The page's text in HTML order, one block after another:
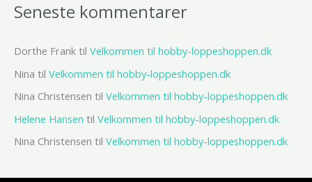
Seneste kommentarer
Dorthe Frank til Velkommen til hobby-loppeshoppen.dk
Nina til Velkommen til hobby-loppeshoppen.dk
Nina Christensen til Velkommen til hobby-loppeshoppen.dk
Helene Hansen til Velkommen til hobby-loppeshoppen.dk
Nina Christensen til Velkommen til hobby-loppeshoppen.dk